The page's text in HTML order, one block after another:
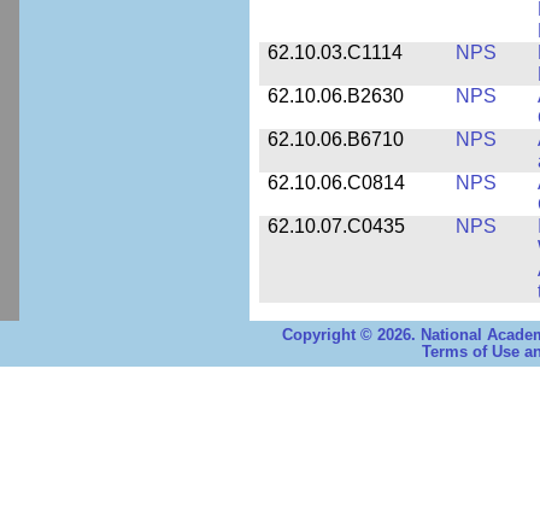
62.10.03.C1114
NPS
62.10.06.B2630
NPS
62.10.06.B6710
NPS
62.10.06.C0814
NPS
62.10.07.C0435
NPS
Copyright © 2026. National
Terms of Use